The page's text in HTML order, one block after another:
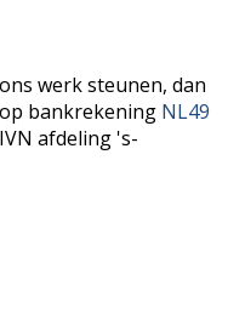
werk steunen, dan
bankrekening NL49
afdeling 's-